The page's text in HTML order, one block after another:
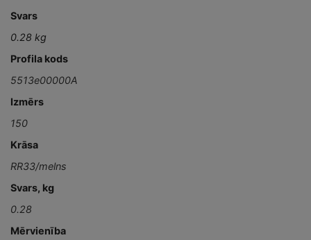
Svars
0.28 kg
Profila kods
5513e00000A
Izmērs
150
Krāsa
RR33/melns
Svars, kg
0.28
Mērvienība